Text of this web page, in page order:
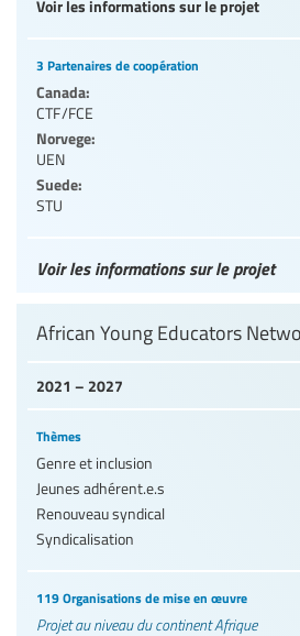
Voir les informations sur le projet
3 Partenaires de coopération
Canada:
CTF/FCE
Norvege:
UEN
Suede:
STU
Voir les informations sur le projet
2021 – 2027
African Young Educators
Thèmes
Genre et inclusion
Jeunes adhérent.e.s
Renouveau syndical
Syndicalisation
119 Organisations de mise en œuvre
Projet au niveau du continent Afrique